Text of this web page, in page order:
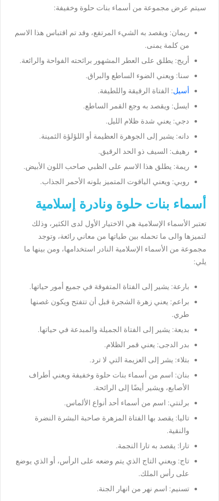
سيتم عرض مجموعة من أسماء بنات حلوة وخفيفة:
ريمان: ويقصد به الشيء المرتفع، وقد تم اقتباس هذا الاسم
من كلمة يمنى.
أريج: يطلق على العطر المشهور برائحته الفواحة والرائعة.
سنا: ويعني الضوء الساطع والبراق.
أسيل: الفتاة الرقيقة واللطيفة.
ايسل: ويقصد به وجع القمر الساطع.
دجي: يعني شدة ظلام الليل.
دانه: يشير إلى الجوهرة العظيمة أو اللؤلؤة الثمينة.
رهيف: السيف ذو الحد الرقيق.
ريمة: يطلق هذا الاسم على الظبي صاحب اللون الأبيض.
روبي: ويعني الياقوت المتميز بلونه الأحمر الجذاب.
أسماء بنات حلوة ونادرة إسلامية
تعتبر الأسماء الإسلامية هي الاختيار الأول لدى الكثير، وذلك
لتميزها والى ما تحمله بين طياتها من معاني رائعة، وتوجد
مجموعة من الأسماء الإسلامية النادر استخدامها، ومن بينها ما
يلي:
بارعة: يشير إلى الفتاة المتفوقة في جميع أمور حياتها.
براعم: يعني زهرة الشجرة قبل أن تتفتح ويكون غصنها
طري.
بديعة: يشير إلى الفتاة الجميلة والمبدعة في حياتها.
بدر الدجى: يعني قمر الظلام.
بتلاء: يشر إلى العزيمة التي لا ترد.
بنان: اسم من أسماء بنات حلوة وخفيفة ويعني أطراف
الأصابع، ويشير أيضًا إلى الرائحة.
برلنتي: اسم من أسماء أحد أنواع الألماس.
تاليا: يقصد بها الفتاة المزهرة صاحبة البشرة النضرة
والنقية.
تارا: يقصد به تارا النجمة.
تاج: ويعني التاج الذي يتم وضعه على الرأس، أو الذي يوضع
على رأس الملك.
تسنيم: اسم نهر من انهار الجنة.